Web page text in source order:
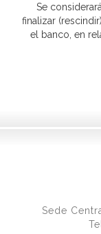
Se
finalizar
el banco, en
Sede